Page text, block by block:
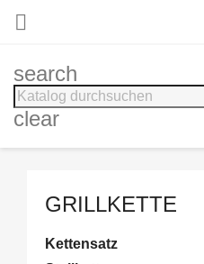

search
clear
GRILLKETTE
Kettensatz